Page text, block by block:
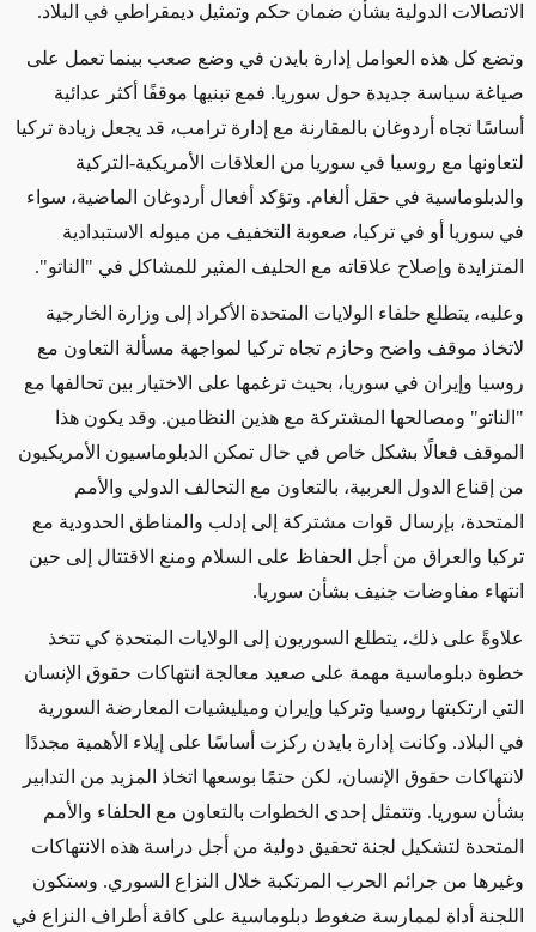
الاتصالات الدولية بشأن ضمان حكم وتمثيل ديمقراطي في البلاد.
وتضع كل هذه العوامل إدارة بايدن في وضع صعب بينما تعمل على
صياغة سياسة جديدة حول سوريا. فمع تبنيها موقفًا أكثر عدائية
أساسًا تجاه أردوغان بالمقارنة مع إدارة ترامب، قد يجعل زيادة تركيا
لتعاونها مع روسيا في سوريا من العلاقات الأمريكية-التركية
والدبلوماسية في حقل ألغام. وتؤكد أفعال أردوغان الماضية، سواء
في سوريا أو في تركيا، صعوبة التخفيف من ميوله الاستبدادية
المتزايدة وإصلاح علاقاته مع الحليف المثير للمشاكل في "الناتو".
وعليه، يتطلع حلفاء الولايات المتحدة الأكراد إلى وزارة الخارجية
لاتخاذ موقف واضح وحازم تجاه تركيا لمواجهة مسألة التعاون مع
روسيا وإيران في سوريا، بحيث ترغمها على الاختيار بين تحالفها مع
"الناتو" ومصالحها المشتركة مع هذين النظامين. وقد يكون هذا
الموقف فعالًا بشكل خاص في حال تمكن الدبلوماسيون الأمريكيون
من إقناع الدول العربية، بالتعاون مع التحالف الدولي والأمم
المتحدة، بإرسال قوات مشتركة إلى إدلب والمناطق الحدودية مع
تركيا والعراق من أجل الحفاظ على السلام ومنع الاقتتال إلى حين
انتهاء مفاوضات جنيف بشأن سوريا.
علاوةً على ذلك، يتطلع السوريون إلى الولايات المتحدة كي تتخذ
خطوة دبلوماسية مهمة على صعيد معالجة انتهاكات حقوق الإنسان
التي ارتكبتها روسيا وتركيا وإيران وميليشيات المعارضة السورية
في البلاد. وكانت إدارة بايدن ركزت أساسًا على إيلاء الأهمية مجددًا
لانتهاكات حقوق الإنسان، لكن حتمًا بوسعها اتخاذ المزيد من التدابير
بشأن سوريا. وتتمثل إحدى الخطوات بالتعاون مع الحلفاء والأمم
المتحدة لتشكيل لجنة تحقيق دولية من أجل دراسة هذه الانتهاكات
وغيرها من جرائم الحرب المرتكبة خلال النزاع السوري. وستكون
اللجنة أداة لممارسة ضغوط دبلوماسية على كافة أطراف النزاع في